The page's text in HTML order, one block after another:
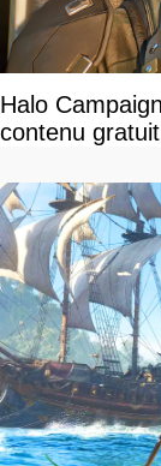
Halo
contenu